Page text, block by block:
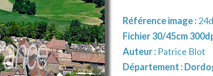
Référence image :
Fichier 30/45cm
Auteur : Patrice Blot
Département :